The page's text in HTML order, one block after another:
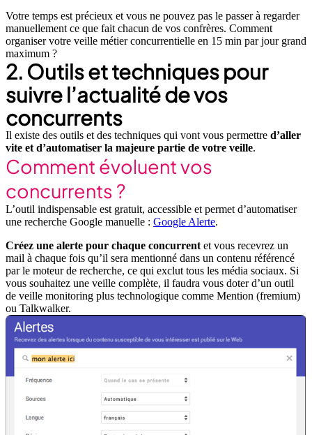
Votre temps est précieux et vous ne pouvez pas le passer à regarder
manuellement ce que fait chacun de vos confrères. Comment
organiser votre veille métier concurrentielle en 15 min par jour grand
maximum ?
2. Outils et techniques pour
suivre l’actualité de vos
concurrents
Il existe des outils et des techniques qui vont vous permettre d’aller
vite et d’automatiser la majeure partie de votre veille.
Comment évoluent vos
concurrents ?
L’outil indispensable est gratuit, accessible et permet d’automatiser
une recherche Google manuelle : Google Alerte.
Créez une alerte pour chaque concurrent et vous recevrez un
mail à chaque fois qu’il sera mentionné dans un contenu référencé
par le moteur de recherche, ce qui exclut tous les média sociaux. Si
vous souhaitez une veille complète, il faudra vous doter d’un outil
de veille monitoring plus technologique comme Mention (fremium)
ou Talkwalker.